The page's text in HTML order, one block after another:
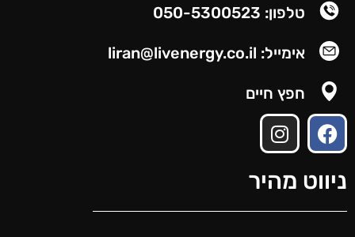
טלפון: 050-5300523
אימייל: liran@livenergy.co.il
חפץ חיים
ניווט מהיר